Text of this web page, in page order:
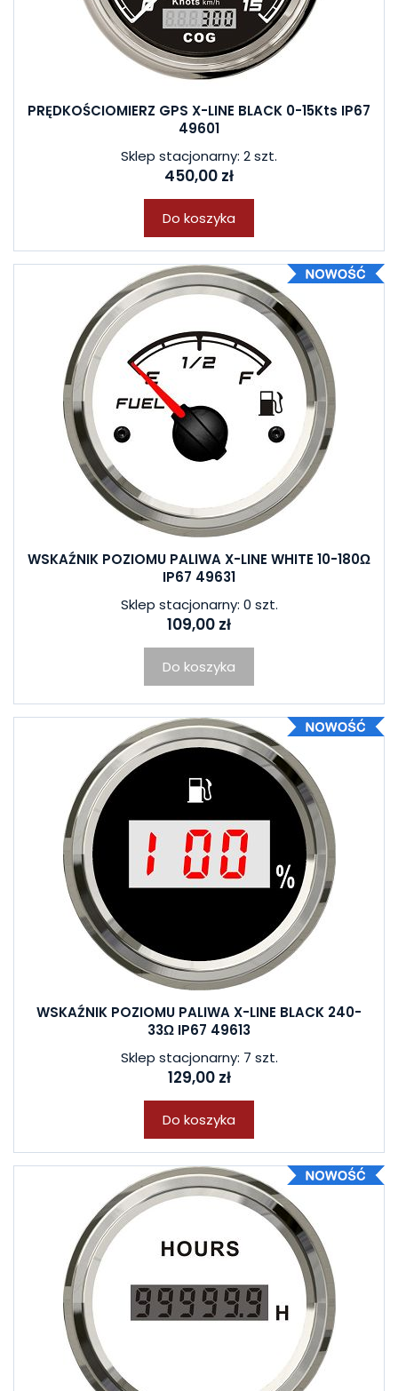
PRĘDKOŚCIOMIERZ GPS X-LINE BLACK 0-15Kts IP67
49601
Sklep stacjonarny: 2 szt.
450,00 zł
Do koszyka
WSKAŹNIK POZIOMU PALIWA X-LINE WHITE 10-180Ω
IP67 49631
Sklep stacjonarny: 0 szt.
109,00 zł
Do koszyka
WSKAŹNIK POZIOMU PALIWA X-LINE BLACK 240-
33Ω IP67 49613
Sklep stacjonarny: 7 szt.
129,00 zł
Do koszyka